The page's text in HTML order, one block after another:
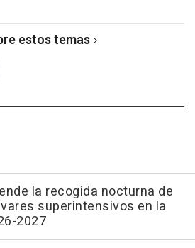
estos temas
la recogida nocturna de
superintensivos en la
2027